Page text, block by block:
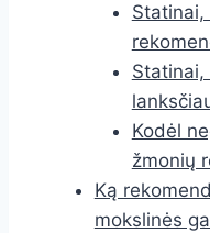
Statinai,
Kodėl
žmonių
Ką
mokslinės